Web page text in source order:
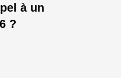
à un
?